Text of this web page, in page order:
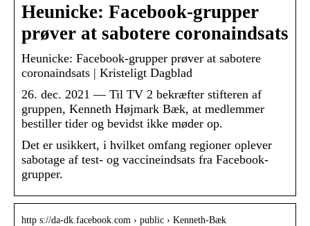
Heunicke: Facebook-grupper
prøver at sabotere coronaindsats
Heunicke: Facebook-grupper prøver at sabotere
coronaindsats | Kristeligt Dagblad
26. dec. 2021 — Til TV 2 bekræfter stifteren af
gruppen, Kenneth Højmark Bæk, at medlemmer
bestiller tider og bevidst ikke møder op.
Det er usikkert, i hvilket omfang regioner oplever
sabotage af test- og vaccineindsats fra Facebook-
grupper.
http s://da-dk.facebook.com › public › Kenneth-Bæk